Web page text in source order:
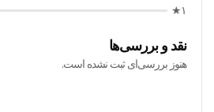
۱★
نقد و بررسی‌ها
هنوز بررسی‌ای ثبت نشده است.